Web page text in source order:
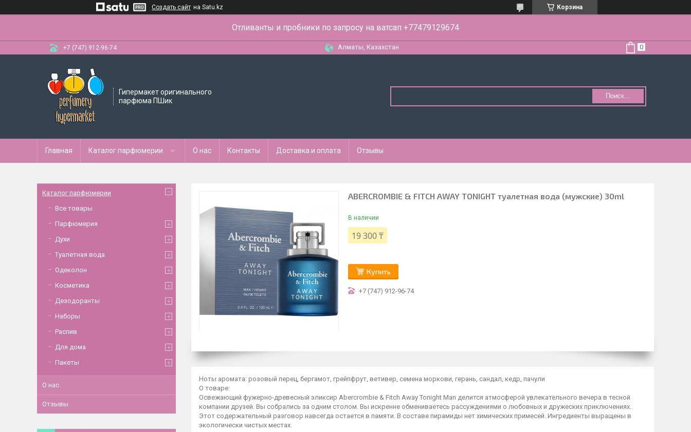
Создать сайт на Satu.kz Корзина
Отливанты и пробники по запросу на ватсап +77479129674
+7 (747) 912-96-74 Алматы, Казахстан
Гипермакет оригинального
парфюма ПШик
Поиск...
Главная Каталог парфюмерии О нас Контакты Доставка и оплата Отзывы
ABERCROMBIE & FITCH AWAY TONIGHT туалетная вода (мужские) 30ml
В наличии
19 300 ₸
Купить
+7 (747) 912-96-74
Ноты аромата: розовый перец, бергамот, грейпфрут, ветивер, семена моркови, герань, сандал, кедр, пачули
О товаре:
Освежающий фужерно-древесный эликсир Abercrombie & Fitch Away Tonight Man делится атмосферой увлекательного вечера в тесной
компании друзей. Вы собрались за одним столом. Вы искренне обмениваетесь рассуждениями о любовных и дружеских приключениях.
Этот содержательный разговор навсегда остается в памяти. В составе пирамиды нет химических примесей. Ингредиенты выращены в
экологически чистых местах.
Каталог парфюмерии
Все товары
Парфюмерия
Духи
Туалетная вода
Одеколон
Косметика
Дезодоранты
Наборы
Распив
Для дома
Пакеты
О нас
Отзывы